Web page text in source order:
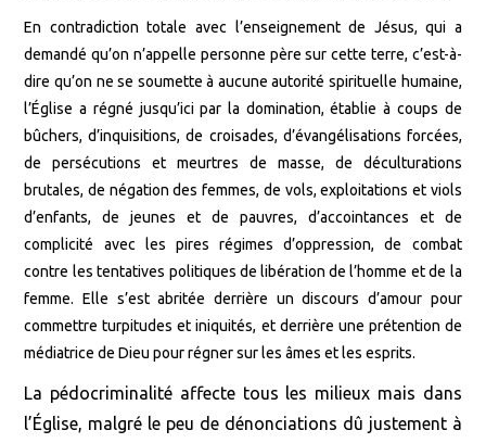
En contradiction totale avec l’enseignement de Jésus, qui a
demandé qu’on n’appelle personne père sur cette terre, c’est-à-
dire qu’on ne se soumette à aucune autorité spirituelle humaine,
l’Église a régné jusqu’ici par la domination, établie à coups de
bûchers, d’inquisitions, de croisades, d’évangélisations forcées,
de persécutions et meurtres de masse, de déculturations
brutales, de négation des femmes, de vols, exploitations et viols
d’enfants, de jeunes et de pauvres, d’accointances et de
complicité avec les pires régimes d’oppression, de combat
contre les tentatives politiques de libération de l’homme et de la
femme. Elle s’est abritée derrière un discours d’amour pour
commettre turpitudes et iniquités, et derrière une prétention de
médiatrice de Dieu pour régner sur les âmes et les esprits.
La pédocriminalité affecte tous les milieux mais dans
l’Église, malgré le peu de dénonciations dû justement à